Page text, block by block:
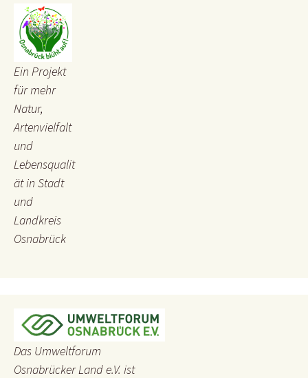
Ein Projekt
für mehr
Natur,
Artenvielfalt
und
Lebensqualit
ät in Stadt
und
Landkreis
Osnabrück
Das Umweltforum
Osnabrücker Land e.V. ist